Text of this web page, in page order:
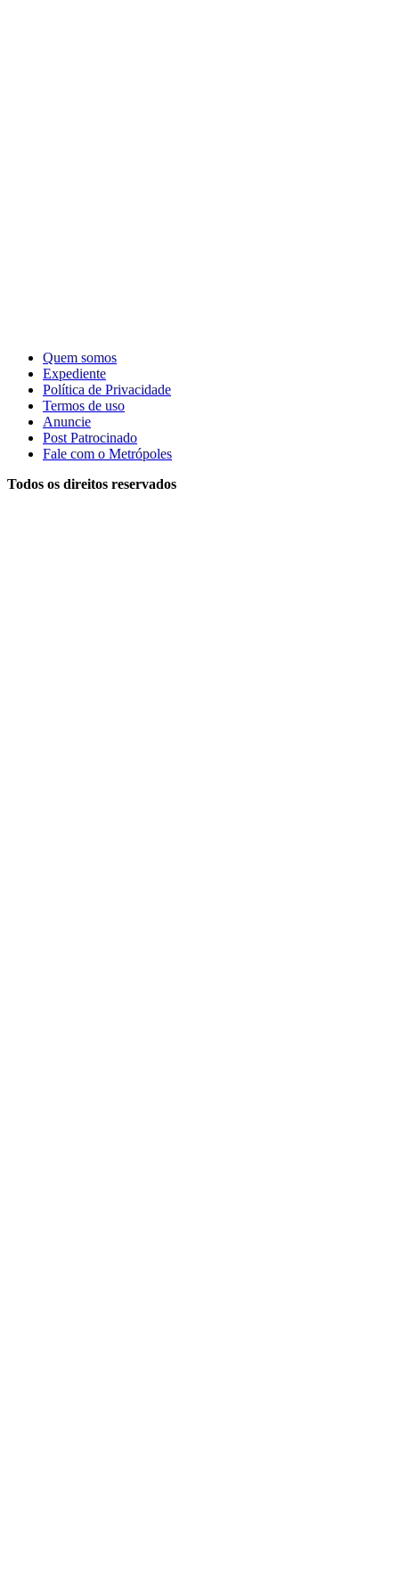
Quem somos
Expediente
Política de Privacidade
Termos de uso
Anuncie
Post Patrocinado
Fale com o Metrópoles
Todos os direitos reservados